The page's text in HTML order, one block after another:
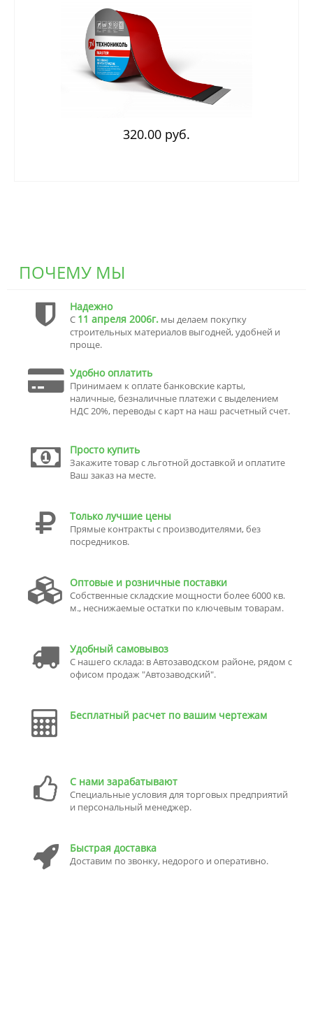
320.00 руб.
ПОЧЕМУ МЫ
Надежно
С 11 апреля 2006г. мы делаем покупку
строительных материалов выгодней, удобней и
проще.
Удобно оплатить
Принимаем к оплате банковские карты,
наличные, безналичные платежи с выделением
НДС 20%, переводы с карт на наш расчетный счет.
Просто купить
Закажите товар с льготной доставкой и оплатите
Ваш заказ на месте.
Только лучшие цены
Прямые контракты с производителями, без
посредников.
Оптовые и розничные поставки
Собственные складские мощности более 6000 кв.
м., неснижаемые остатки по ключевым товарам.
Удобный самовывоз
С нашего склада: в Автозаводском районе, рядом с
офисом продаж "Автозаводский".
Бесплатный расчет по вашим чертежам
С нами зарабатывают
Специальные условия для торговых предприятий
и персональный менеджер.
Быстрая доставка
Доставим по звонку, недорого и оперативно.